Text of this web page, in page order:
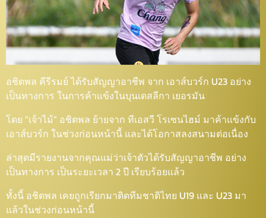
อชิตพล คีรีรมย์ ได้รับสัญญาอาชีพ จาก เอาส์บวร์ก U23 อย่าง
เป็นทางการ ในการค้าแข้งในบุนเดสลีกา เยอรมัน
โดย “เจ้าไม้” อชิตพล ย้ายจาก ทีเอสวี โรเซนไฮม์ มาค้าแข้งกับ
เอาส์บวร์ก ในช่วงก่อนหน้านี้ และได้โอกาสลงสนามต่อเนื่อง
ล่าสุดมีรายงานจากคุณแม่ว่าเจ้าตัวได้รับสัญญาอาชีพ อย่าง
เป็นทางการ เป็นระยะเวลา 2 ปี เรียบร้อยแล้ว
ทั้งนี้ อชิตพล เคยถูกเรียกมาติดทีมชาติไทย U19 และ U23 มา
แล้วในช่วงก่อนหน้านี้